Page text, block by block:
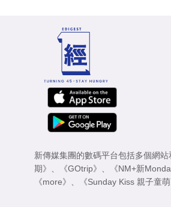
新傳媒集團的數碼平台包括多個網
期》 、 《GOtrip》 、 《NM+新
《more》 、 《Sunday Kiss 親子童萌